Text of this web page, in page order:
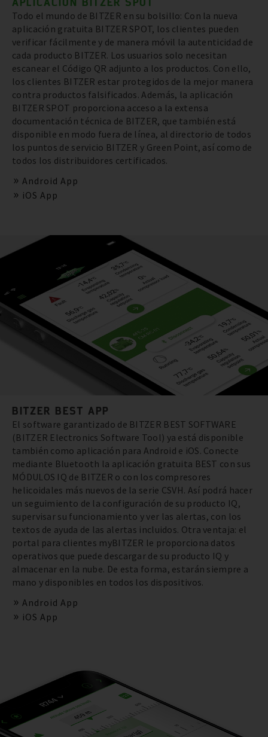
Todo el mundo de BITZER en su bolsillo: Con la nueva
aplicación gratuita BITZER SPOT, los clientes pueden
verificar fácilmente y de manera móvil la autenticidad de
cada producto BITZER. Los usuarios solo necesitan
escanear el Código QR adjunto a los productos. Con ello,
los clientes BITZER estar protegidos de la mejor manera
contra productos falsificados. Además, la aplicación
BITZER SPOT proporciona acceso a la extensa
documentación técnica de BITZER, que también está
disponible en modo fuera de línea, al directorio de todos
los puntos de servicio BITZER y Green Point, así como de
todos los distribuidores certificados.
Android App
iOS App
BITZER BEST APP
El software garantizado de BITZER BEST SOFTWARE
(BITZER Electronics Software Tool) ya está disponible
también como aplicación para Android e iOS. Conecte
mediante Bluetooth la aplicación gratuita BEST con sus
MÓDULOS IQ de BITZER o con los compresores
helicoidales más nuevos de la serie CSVH. Así podrá hacer
un seguimiento de la configuración de su producto IQ,
supervisar su funcionamiento y ver las alertas, con los
textos de ayuda de las alertas incluidos. Otra ventaja: el
portal para clientes myBITZER le proporciona datos
operativos que puede descargar de su producto IQ y
almacenar en la nube. De esta forma, estarán siempre a
mano y disponibles en todos los dispositivos.
Android App
iOS App